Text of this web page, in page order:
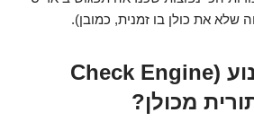
שלא את כולן בו זמנית, כמובן).
נורת אזהרת מנוע (Check Engine